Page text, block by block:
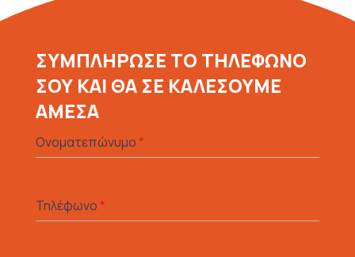
ΣΥΜΠΛΗΡΩΣΕ ΤΟ ΤΗΛΕΦΩΝΟ
ΣΟΥ ΚΑΙ ΘΑ ΣΕ ΚΑΛΕΣΟΥΜΕ
ΑΜΕΣΑ
Ονοματεπώνυμο *
Τηλέφωνο *